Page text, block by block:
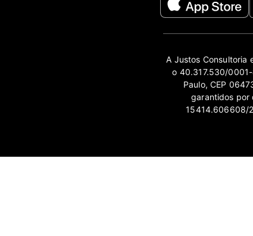
A Justos Consultoria
o 40.317.530/
Paulo, CEP
garantidos por
15414.606608/